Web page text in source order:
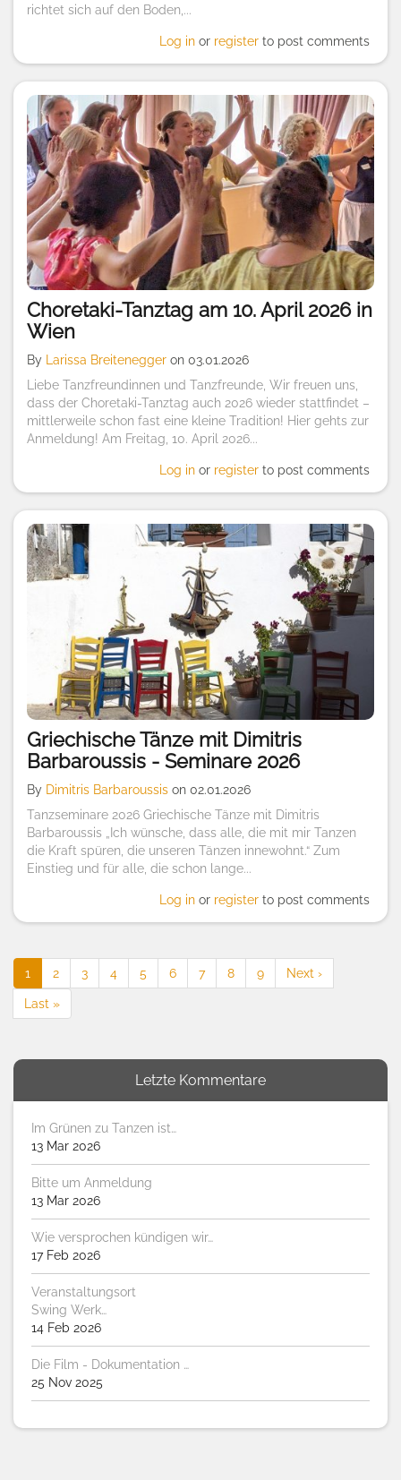
richtet sich auf den Boden,...
Log in or register to post comments
Choretaki-Tanztag am 10. April 2026 in
Wien
By Larissa Breitenegger on 03.01.2026
Liebe Tanzfreundinnen und Tanzfreunde, Wir freuen uns,
dass der Choretaki-Tanztag auch 2026 wieder stattfindet –
mittlerweile schon fast eine kleine Tradition! Hier gehts zur
Anmeldung! Am Freitag, 10. April 2026...
Log in or register to post comments
Griechische Tänze mit Dimitris
Barbaroussis - Seminare 2026
By Dimitris Barbaroussis on 02.01.2026
Tanzseminare 2026 Griechische Tänze mit Dimitris
Barbaroussis „Ich wünsche, dass alle, die mit mir Tanzen
die Kraft spüren, die unseren Tänzen innewohnt.“ Zum
Einstieg und für alle, die schon lange...
Log in or register to post comments
Pagination
Current
page
1 Page
2 Page
3 Page
4 Page
5 Page
6 Page
7 Page
8 Page
9
Next
page
Next ›
Last
page
Last »
Letzte Kommentare
Im Grünen zu Tanzen ist…
13 Mar 2026
Bitte um Anmeldung
13 Mar 2026
Wie versprochen kündigen wir…
17 Feb 2026
Veranstaltungsort
Swing Werk…
14 Feb 2026
Die Film - Dokumentation …
25 Nov 2025